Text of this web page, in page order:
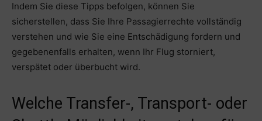
Indem Sie diese Tipps befolgen, können Sie
sicherstellen, dass Sie Ihre Passagierrechte vollständig
verstehen und wie Sie eine Entschädigung fordern und
gegebenenfalls erhalten, wenn Ihr Flug storniert,
verspätet oder überbucht wird.
Welche Transfer-, Transport- oder